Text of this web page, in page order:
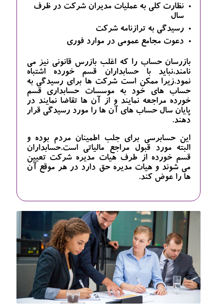
نظارت کلی به عملیات مدیران شرکت در ظرف
سال
رسیدگی به ترازنامه شرکت
دعوت مجامع عمومی در موارد فوری
بازرسان حساب را که اغلب بازرس قانونی نیز می
نامند،نباید با حسابداران قسم خورده اشتباه
نمود.زیرا ممکن است شرکت ها برای رسیدگی به
حساب های خود به موسسات حسابداری قسم
خورده مراجعه نمایند و از آن ها تقاضا نمایند در
پایان سال حساب های آن ها را مورد رسیدگی قرار
دهند.
این حسابرسی برای جلب اطمینان مردم بوده و
البته مورد قبول مراجع مالیاتی است.حسابداران
قسم خورده از طرف هیات مدیره شرکت تعیین
می شوند و هیات مدیره حق دارد در هر موقع آن
ها را عوض کند.